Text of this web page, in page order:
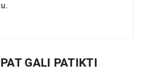
GALI PATIKTI